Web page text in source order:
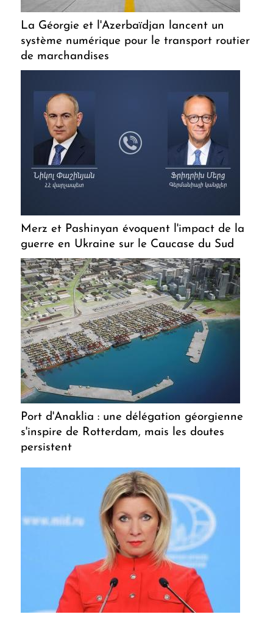
La Géorgie et l'Azerbaïdjan lancent un
système numérique pour le transport routier
de marchandises
Merz et Pashinyan évoquent l'impact de la
guerre en Ukraine sur le Caucase du Sud
Port d'Anaklia : une délégation géorgienne
s'inspire de Rotterdam, mais les doutes
persistent